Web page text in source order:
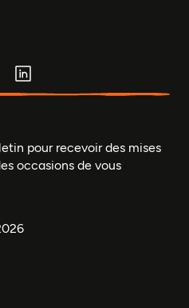
pour recevoir des mises
occasions de vous